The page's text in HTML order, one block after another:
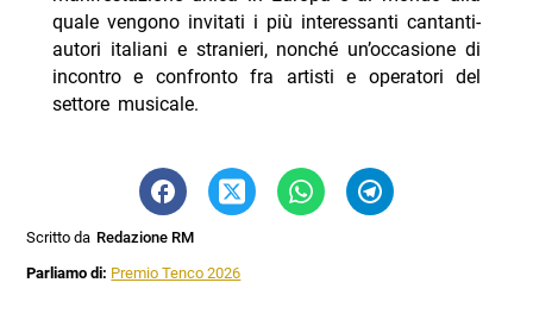
quale vengono invitati i più interessanti cantanti-
autori italiani e stranieri, nonché un’occasione di
incontro e confronto fra artisti e operatori del
settore musicale.
Scritto da Redazione RM
Parliamo di: Premio Tenco 2026